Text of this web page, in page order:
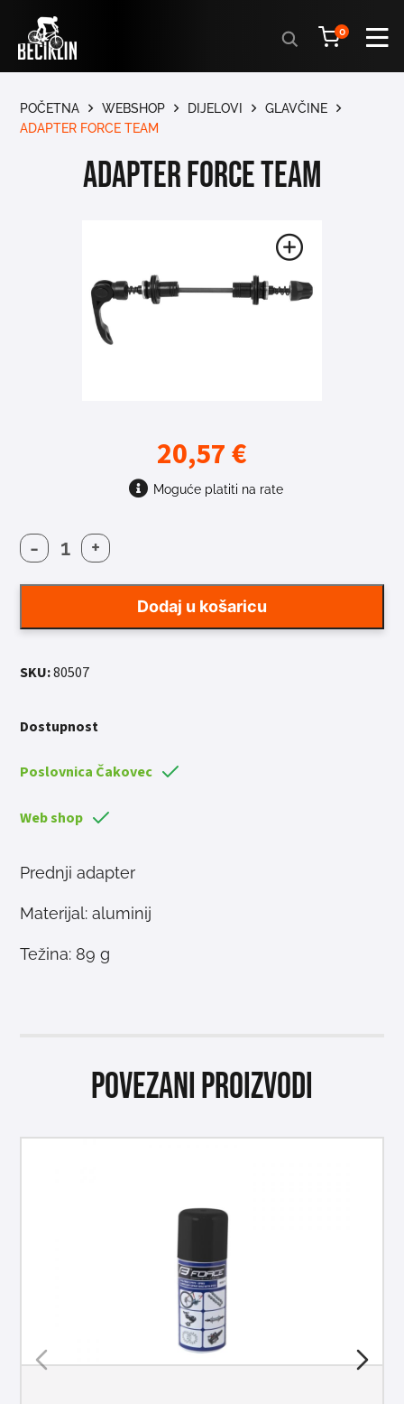
Products
search
0
POČETNA WEBSHOP DIJELOVI
GLAVČINE
ADAPTER FORCE TEAM
ADAPTER FORCE TEAM
20,57€
Moguće platiti na rate
-
ADAPTER
FORCE
TEAM
+
Dodaj u košaricu
SKU:80507
Dostupnost
Poslovnica Čakovec
Web shop
Prednji adapter
Materijal: aluminij
Težina: 89 g
Povezani proizvodi